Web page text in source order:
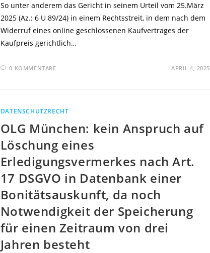
So unter anderem das Gericht in seinem Urteil vom 25.März
2025 (Az.: 6 U 89/24) in einem Rechtsstreit, in dem nach dem
Widerruf eines online geschlossenen Kaufvertrages der
Kaufpreis gerichtlich…
0 KOMMENTARE APRIL 4, 2025
DATENSCHUTZRECHT
OLG München: kein Anspruch auf
Löschung eines
Erledigungsvermerkes nach Art.
17 DSGVO in Datenbank einer
Bonitätsauskunft, da noch
Notwendigkeit der Speicherung
für einen Zeitraum von drei
Jahren besteht